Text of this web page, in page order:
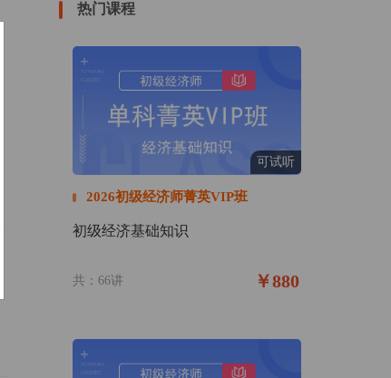
热门课程
可试听
2026初级经济师菁英VIP班
初级经济基础知识
共：66讲 ￥880